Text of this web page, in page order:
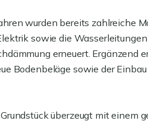
wurden bereits zahlreiche
sowie die
erneuert. Ergänzend
Bodenbeläge sowie der
überzeugt mit